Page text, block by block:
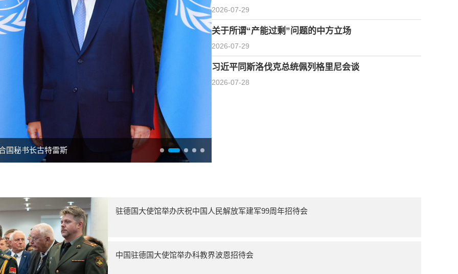
国秘书长古特雷斯
2026-07-29
关于所谓“产能过剩”问题的中方立场
2026-07-29
习近平同斯洛伐克总统佩列格里尼会谈
2026-07-28
驻德国大使馆举办庆祝中国人民解放军建军99周年招待会
中国驻德国大使馆举办科教界波恩招待会